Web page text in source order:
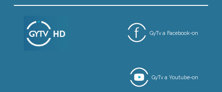
GyTv a Facebook-on
GyTv a Youtube-on